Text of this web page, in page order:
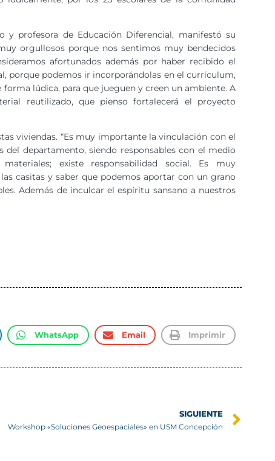
y profesora de Educación Diferencial, manifestó su
orgullosos porque nos sentimos muy bendecidos
afortunados además por haber recibido el
porque podemos ir incorporándolas en el currículum,
lúdica, para que jueguen y creen un ambiente. A
reutilizado, que pienso fortalecerá el proyecto
viviendas. “Es muy importante la vinculación con el
departamento, siendo responsables con el medio
existe responsabilidad social. Es muy
casitas y saber que podemos aportar con un grano
Además de inculcar el espíritu sansano a nuestros
WhatsApp Email Imprimir
SIGUIENTE
Workshop «Soluciones Geoespaciales» en USM Concepción